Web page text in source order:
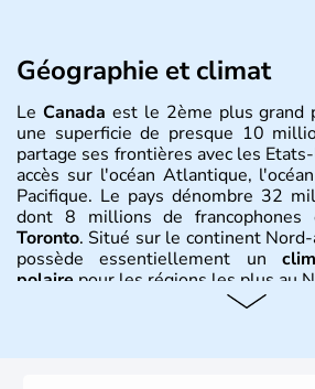
Géographie et climat
Le Canada est le 2ème plus grand
une superficie de presque 10
partage ses frontières avec les
accès sur l'océan Atlantique,
Pacifique. Le pays dénombre 32
dont 8 millions de
Toronto. Situé sur le continent
possède essentiellement un
polaire pour les régions les plus au